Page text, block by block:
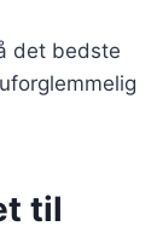
det bedste
til